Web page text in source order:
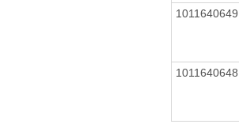
1011640649
1011640648